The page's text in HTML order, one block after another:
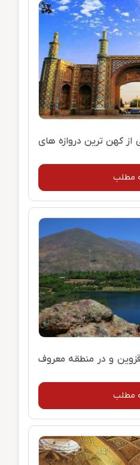
کهن ترین دروازه های
مطلب
و در منطقه معروف
مطلب